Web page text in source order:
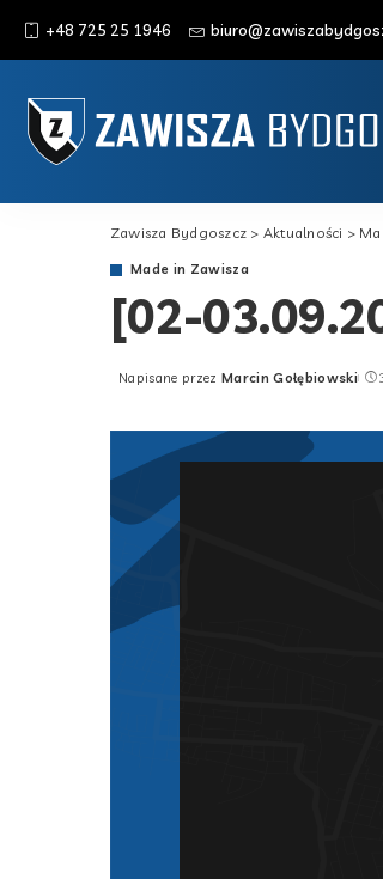
+48 725 25 1946
Zawisza Bydgoszcz > Aktualności >
Made in Zawisza
[02-
Posted
Napisane przez Marcin Gołębiowski